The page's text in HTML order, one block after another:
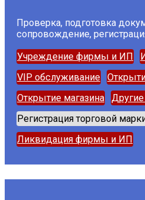
Проверка, подготовка
сопровождение,
Учреждение фирмы и ИП
VIP обслуживание
Открытие магазина
Другие
Регистрация торговой
Ликвидация фирмы и ИП